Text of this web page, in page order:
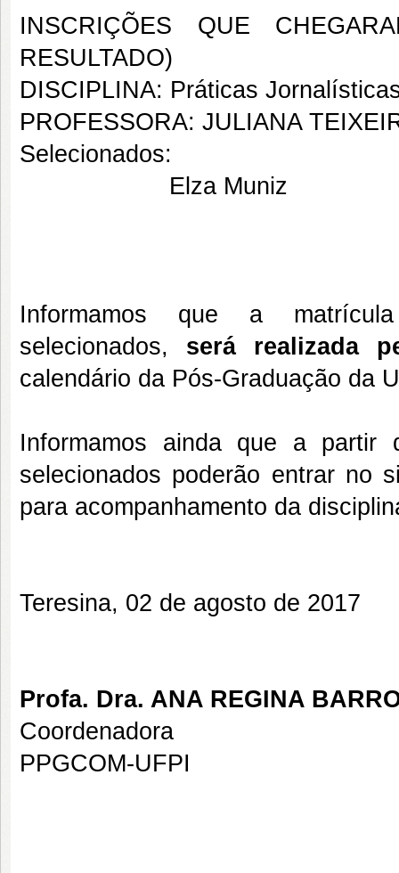
INSCRIÇÕES QUE
RESULTADO)
DISCIPLINA: Práticas
PROFESSORA: JULIANA
Selecionados:
Elza Muniz
Informamos que a
selecionados, será realizada
calendário da Pós-Graduação da
Informamos ainda que a
selecionados poderão entrar no
para acompanhamento da
Teresina, 02 de agosto de 2017
Profa. Dra. ANA REGINA
Coordenadora
PPGCOM-UFPI